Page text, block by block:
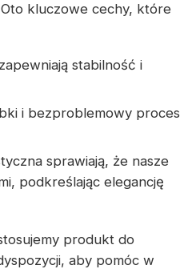
kluczowe cechy, które
stabilność i
i bezproblemowy proces
sprawiają, że nasze
podkreślając elegancję
produkt do
aby pomóc w